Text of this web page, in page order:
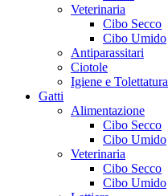
Veterinaria
Cibo Secco
Cibo Umido
Antiparassitari
Ciotole
Igiene e Tolettatura
Gatti
Alimentazione
Cibo Secco
Cibo Umido
Veterinaria
Cibo Secco
Cibo Umido